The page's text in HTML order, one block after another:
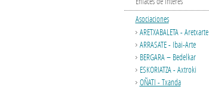
Asociaciones
ARETXABALETA - Aretxarte
ARRASATE - Ibai-Arte
BERGARA – Bedelkar
ESKORIATZA - Axtroki
OÑATI - Txanda